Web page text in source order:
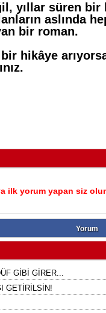
yıllar süren bir
aslında
bir roman.
bir hikâye
ilk yorum yapan siz
Yorum
GİBİ GİRER...
GETİRİLSİN!